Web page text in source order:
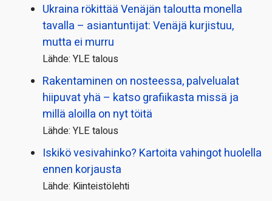
Ukraina rökittää Venäjän taloutta monella
tavalla – asiantuntijat: Venäjä kurjistuu,
mutta ei murru
Lähde: YLE talous
Rakentaminen on nosteessa, palvelualat
hiipuvat yhä – katso grafiikasta missä ja
millä aloilla on nyt töitä
Lähde: YLE talous
Iskikö vesivahinko? Kartoita vahingot huolella
ennen korjausta
Lähde: Kiinteistölehti